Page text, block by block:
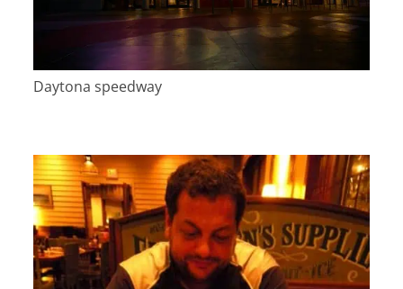
Daytona speedway